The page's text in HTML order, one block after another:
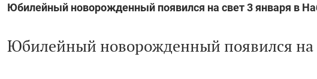
Юбилейный новорожденный появился на свет 3 января в
Юбилейный новорожденный появился на